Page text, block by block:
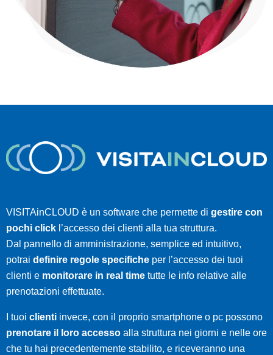
VISITAinCLOUD è un software che permette di gestire con
pochi click l’accesso dei clienti alla tua struttura.
Dal pannello di amministrazione, semplice ed intuitivo,
potrai definire regole specifiche per l’accesso dei tuoi
clienti e monitorare in real time tutte le info relative alle
prenotazioni effettuate.
I tuoi clienti invece, con il proprio smartphone o pc possono
prenotare il loro accesso alla struttura nei giorni e nelle ore
che tu hai precedentemente stabilito, e riceveranno una